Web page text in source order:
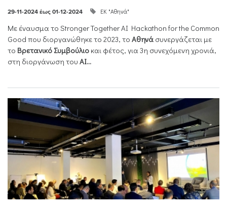
29-11-2024 έως 01-12-2024 ΕΚ "Αθηνά"
Με έναυσμα το Stronger Together AI Hackathon for the Common
Good που διοργανώθηκε το 2023, το Αθηνά συνεργάζεται με
το Βρετανικό Συμβούλιο και φέτος, για 3η συνεχόμενη χρονιά,
στη διοργάνωση του AI...